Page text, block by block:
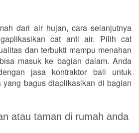
dari air hujan, cara selanjutnya
cat anti air. Pilih cat
dan terbukti mampu menahan
masuk ke bagian dalam. Anda
jasa kontraktor bali untuk
yang bagus diaplikasikan di bagian
atau taman di rumah anda